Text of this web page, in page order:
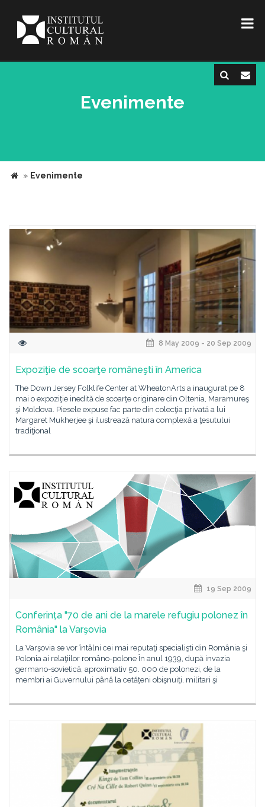
Evenimente
» Evenimente
8 May 2009 - 20 Sep 2009
Expoziţie de scoarţe româneşti în America
The Down Jersey Folklife Center at WheatonArts a inaugurat pe 8
mai o expoziţie inedită de scoarţe originare din Oltenia, Maramureş
şi Moldova. Piesele expuse fac parte din colecţia privată a lui
Margaret Mukherjee şi ilustrează natura complexă a ţesutului
tradiţional
19 Sep 2009
Conferinţa "70 de ani de la marele refugiu polonez în
România" la Varşovia
La Varşovia se vor întâlni cei mai reputaţi specialişti din România şi
Polonia ai relaţiilor româno-polone În anul 1939, după invazia
germano-sovietică, aproximativ 50. 000 de polonezi, de la
membri ai Guvernului până la cetăţeni obişnuiţi, militari şi